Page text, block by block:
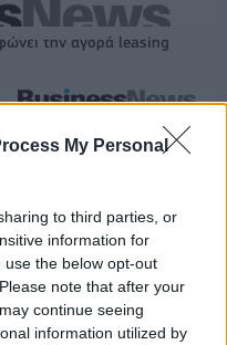
My Personal
to third parties, or
information for
the below opt-out
note that after your
continue seeing
information utilized by
την αγορά leasing
Alpha Bank: Για πρώτη φορά το
Θέατρο Επιδαύρου
μετατρέπει τη